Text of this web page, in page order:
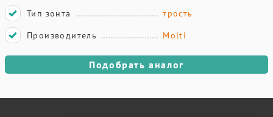
Тип зонта
трость
Производитель
Molti
Подобрать аналог